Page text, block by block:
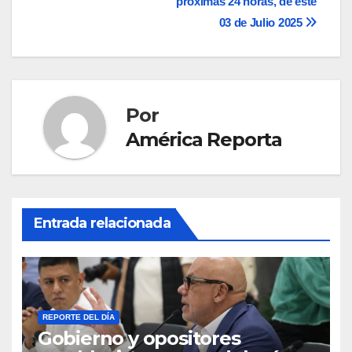
03 de Julio 2025
Por
América Reporta
Entrada relacionada
REPORTE DEL DÍA
Gobierno y opositores